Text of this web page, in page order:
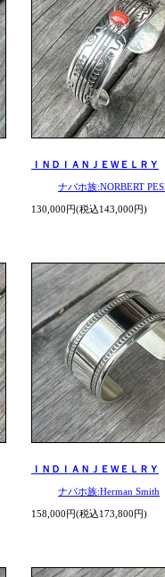
ＩＮＤＩＡＮＪＥＷＥＬＲＹ
ナバホ族:NORBERT
130,000円(税込143,000円)
ＩＮＤＩＡＮＪＥＷＥＬＲＹ
ナバホ族:Herman Smith
158,000円(税込173,800円)